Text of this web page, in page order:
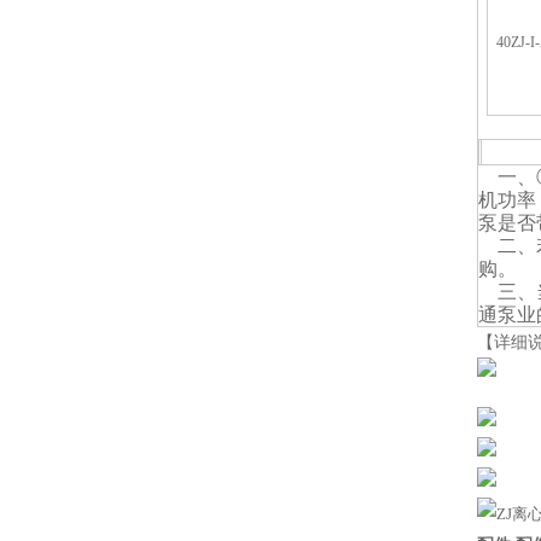
40ZJ-
一、
机功率
泵是否
二
购。
三、
通泵
【详细
ZJ离